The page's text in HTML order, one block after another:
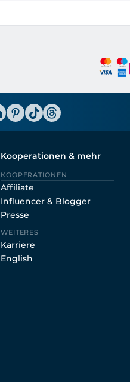
Kooperationen & mehr
KOOPERATIONEN
Affiliate
Influencer & Blogger
Presse
WEITERES
Karriere
English